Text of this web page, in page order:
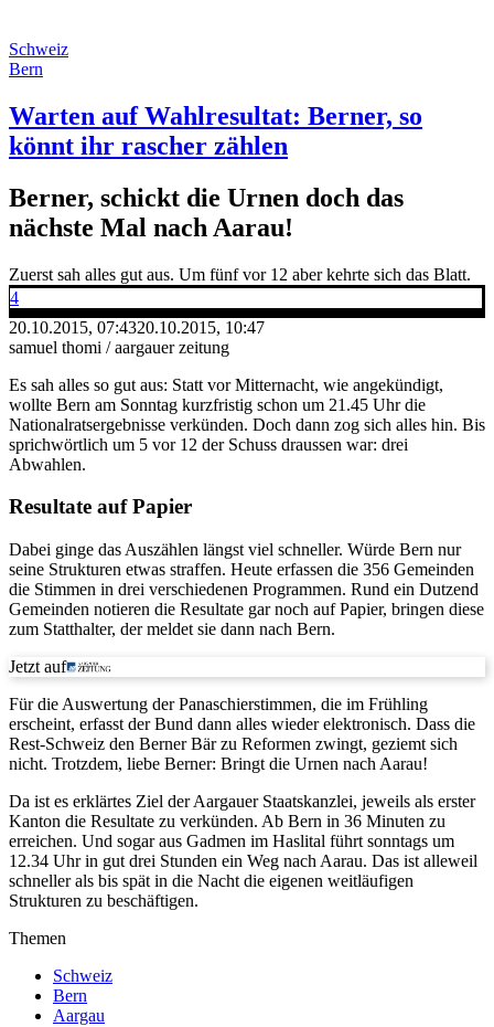
Schweiz
Bern
Warten auf Wahlresultat: Berner, so
könnt ihr rascher zählen
Berner, schickt die Urnen doch das
nächste Mal nach Aarau!
Zuerst sah alles gut aus. Um fünf vor 12 aber kehrte sich das Blatt.
4
20.10.2015, 07:4320.10.2015, 10:47
samuel thomi / aargauer zeitung
Es sah alles so gut aus: Statt vor Mitternacht, wie angekündigt,
wollte Bern am Sonntag kurzfristig schon um 21.45 Uhr die
Nationalratsergebnisse verkünden. Doch dann zog sich alles hin. Bis
sprichwörtlich um 5 vor 12 der Schuss draussen war: drei
Abwahlen.
Resultate auf Papier
Dabei ginge das Auszählen längst viel schneller. Würde Bern nur
seine Strukturen etwas straffen. Heute erfassen die 356 Gemeinden
die Stimmen in drei verschiedenen Programmen. Rund ein Dutzend
Gemeinden notieren die Resultate gar noch auf Papier, bringen diese
zum Statthalter, der meldet sie dann nach Bern.
Jetzt auf
Für die Auswertung der Panaschierstimmen, die im Frühling
erscheint, erfasst der Bund dann alles wieder elektronisch. Dass die
Rest-Schweiz den Berner Bär zu Reformen zwingt, geziemt sich
nicht. Trotzdem, liebe Berner: Bringt die Urnen nach Aarau!
Da ist es erklärtes Ziel der Aargauer Staatskanzlei, jeweils als erster
Kanton die Resultate zu verkünden. Ab Bern in 36 Minuten zu
erreichen. Und sogar aus Gadmen im Haslital führt sonntags um
12.34 Uhr in gut drei Stunden ein Weg nach Aarau. Das ist alleweil
schneller als bis spät in die Nacht die eigenen weitläufigen
Strukturen zu beschäftigen.
Themen
Schweiz
Bern
Aargau